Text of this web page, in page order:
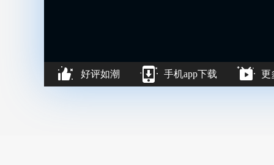
好评如潮 手机app下载 更